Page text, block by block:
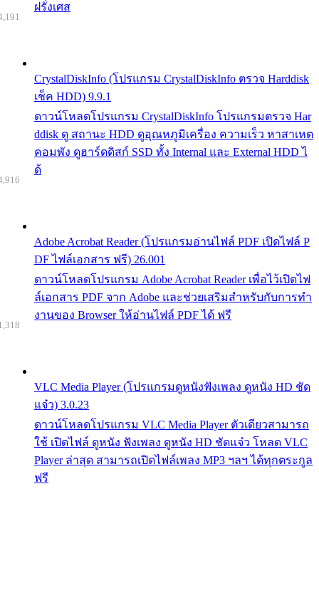
ฝรั่งเศส
CrystalDiskInfo (โปรแกรม CrystalDiskInfo ตรวจ Harddisk
เช็ค HDD) 9.9.1
ดาวน์โหลดโปรแกรม CrystalDiskInfo โปรแกรมตรวจ Har
ddisk ดู สถานะ HDD ดูอุณหภูมิเครื่อง ความเร็ว หาสาเหต
คอมพัง ดูฮาร์ดดิสก์ SSD ทั้ง Internal และ External HDD ไ
ด้
Adobe Acrobat Reader (โปรแกรมอ่านไฟล์ PDF เปิดไฟล์ P
DF ไฟล์เอกสาร ฟรี) 26.001
ดาวน์โหลดโปรแกรม Adobe Acrobat Reader เพื่อไว้เปิดไฟ
ล์เอกสาร PDF จาก Adobe และช่วยเสริมสำหรับกับการทำ
งานของ Browser ให้อ่านไฟล์ PDF ได้ ฟรี
VLC Media Player (โปรแกรมดูหนังฟังเพลง ดูหนัง HD ชัด
แจ๋ว) 3.0.23
ดาวน์โหลดโปรแกรม VLC Media Player ตัวเดียวสามารถ
ใช้ เปิดไฟล์ ดูหนัง ฟังเพลง ดูหนัง HD ชัดแจ๋ว โหลด VLC
Player ล่าสุด สามารถเปิดไฟล์เพลง MP3 ฯลฯ ได้ทุกตระกูล
ฟรี